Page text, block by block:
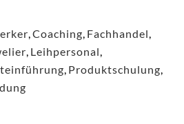
,Coaching, Fachhandel,
, Leihpersonal,
, Produktschulung,